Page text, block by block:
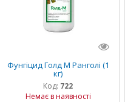
Фунгіцид Голд М Ранголі (1
кг)
Код: 722
Немає в наявності